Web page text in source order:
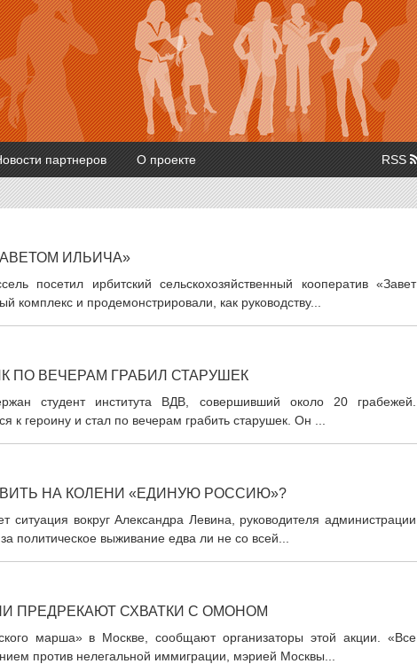
партнеров О проекте RSS
ИЛЬИЧА»
посетил ирбитский сельскохозяйственный кооператив «Завет
комплекс и продемонстрировали, как руководству...
ПО ВЕЧЕРАМ ГРАБИЛ СТАРУШЕК
студент института ВДВ, совершивший около 20 грабежей.
к героину и стал по вечерам грабить старушек. Он ...
НА КОЛЕНИ «ЕДИНУЮ РОССИЮ»?
ситуация вокруг Александра Левина, руководителя администрации
политическое выживание едва ли не со всей...
ПРЕДРЕКАЮТ СХВАТКИ С ОМОНОМ
марша» в Москве, сообщают организаторы этой акции. «Все
против нелегальной иммиграции, мэрией Москвы...